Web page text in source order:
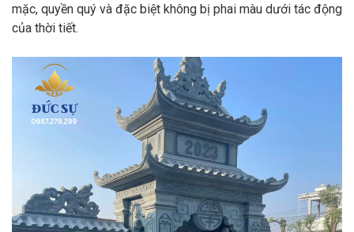
mặc, quyền quý và đặc biệt không bị phai màu dưới tác động
của thời tiết.